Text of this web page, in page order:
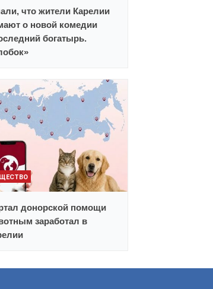
что жители Карелии
о новой комедии
богатырь.
донорской помощи
заработал в